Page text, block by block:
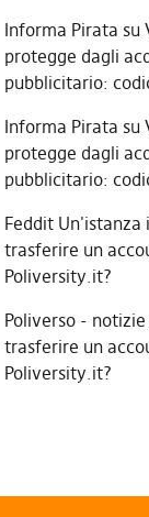
Informa Pirata su
protegge dagli
pubblicitario:
Informa Pirata su
protegge dagli
pubblicitario:
Feddit Un'istanza
trasferire un
Poliversity.it?
Poliverso -
trasferire un
Poliversity.it?